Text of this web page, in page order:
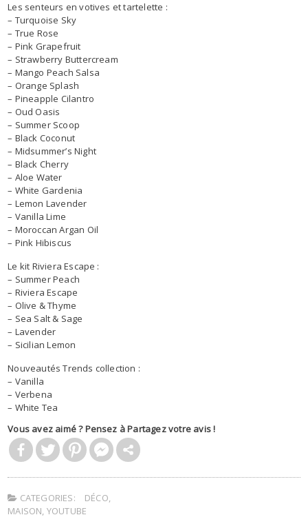
Les senteurs en votives et tartelette :
– Turquoise Sky
– True Rose
– Pink Grapefruit
– Strawberry Buttercream
– Mango Peach Salsa
– Orange Splash
– Pineapple Cilantro
– Oud Oasis
– Summer Scoop
– Black Coconut
– Midsummer’s Night
– Black Cherry
– Aloe Water
– White Gardenia
– Lemon Lavender
– Vanilla Lime
– Moroccan Argan Oil
– Pink Hibiscus
Le kit Riviera Escape :
– Summer Peach
– Riviera Escape
– Olive & Thyme
– Sea Salt & Sage
– Lavender
– Sicilian Lemon
Nouveautés Trends collection :
– Vanilla
– Verbena
– White Tea
Vous avez aimé ? Pensez à Partagez votre avis !
CATEGORIES: DÉCO,
MAISON, YOUTUBE